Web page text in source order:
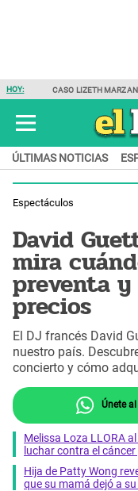
HOY: CASO LIZETH
ÚLTIMAS NOTICIAS
Espectáculos
David
mira
preventa
precios
El DJ francés David
nuestro país.
concierto y cómo
Únete
Melissa Loza LLORA
luchar contra el cáncer
Hija de Patty Wong
que su mamá dejó a